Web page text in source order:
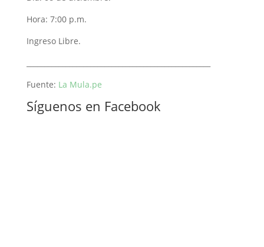
Hora: 7:00 p.m.
Ingreso Libre.
Fuente: La Mula.pe
Síguenos en Facebook